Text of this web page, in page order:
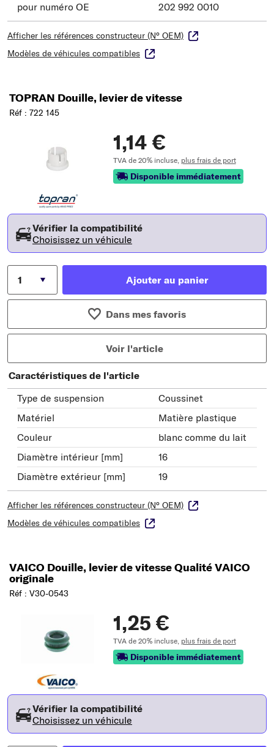
pour numéro OE
202 992 0010
Afficher les références constructeur (N° OEM)
Modèles de véhicules compatibles
TOPRAN Douille, levier de vitesse
Réf : 722 145
1,14 €
TVA de 20% incluse, plus frais de port
Disponible immédiatement
Vérifier la compatibilité
Choisissez un véhicule
Ajouter au panier
Dans mes favoris
Voir l'article
Caractéristiques de l'article
Type de suspension
Coussinet
Matériel
Matière plastique
Couleur
blanc comme du lait
Diamètre intérieur [mm]
16
Diamètre extérieur [mm]
19
Afficher les références constructeur (N° OEM)
Modèles de véhicules compatibles
VAICO Douille, levier de vitesse Qualité VAICO
originale
Réf : V30-0543
1,25 €
TVA de 20% incluse, plus frais de port
Disponible immédiatement
Vérifier la compatibilité
Choisissez un véhicule